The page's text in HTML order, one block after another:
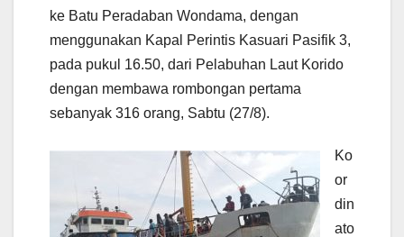
ke Batu Peradaban Wondama, dengan
menggunakan Kapal Perintis Kasuari Pasifik 3,
pada pukul 16.50, dari Pelabuhan Laut Korido
dengan membawa rombongan pertama
sebanyak 316 orang, Sabtu (27/8).
Ko
or
din
ato